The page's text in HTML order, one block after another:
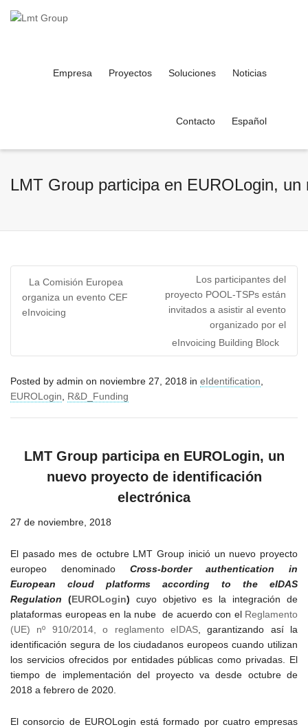
Empresa Proyectos Soluciones Noticias
Contacto Español
LMT Group participa en EUROLogin,
La Comisión Europea
organiza un evento CEF
eInvoicing
Los participantes del
proyecto POOL-TSPs están
invitados a asistir al evento
organizado por el
eInvoicing Building Block
Posted by admin on noviembre 27, 2018 in eIdentification
EUROLogin
R&D_Funding
LMT Group participa en EUROLogin, un
nuevo proyecto de identificación
electrónica
27 de noviembre, 2018
El pasado mes de octubre LMT Group inició un nuevo proyecto
europeo denominado Cross-border authentication in
European cloud platforms according to the eIDAS
Regulation (EUROLogin) cuyo objetivo es la integración de
plataformas europeas en la nube de acuerdo con el Reglamento
(UE) nº 910/2014, o reglamento eIDAS, garantizando así la
identificación segura de los ciudadanos europeos cuando utilizan
los servicios ofrecidos por entidades públicas como privadas. El
tiempo de implementación del proyecto va desde octubre de
2018 a febrero de 2020.
El consorcio de EUROLogin está formado por cuatro empresas